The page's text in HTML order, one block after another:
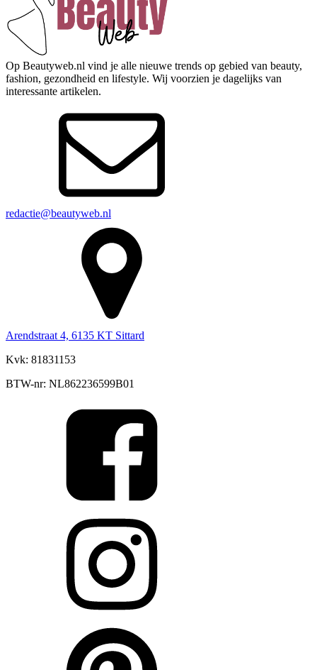
Op Beautyweb.nl vind je alle nieuwe trends op gebied van beauty,
fashion, gezondheid en lifestyle. Wij voorzien je dagelijks van
interessante artikelen.
redactie@beautyweb.nl
Arendstraat 4, 6135 KT Sittard
Kvk: 81831153
BTW-nr: NL862236599B01